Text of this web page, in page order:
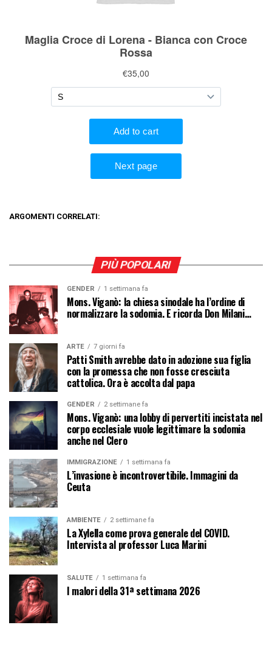
ARGOMENTI CORRELATI:
PIÙ POPOLARI
GENDER 1 settimana fa
Mons. Viganò: la chiesa sinodale ha l’ordine di
normalizzare la sodomia. E ricorda Don Milani…
ARTE 7 giorni fa
Patti Smith avrebbe dato in adozione sua figlia
con la promessa che non fosse cresciuta
cattolica. Ora è accolta dal papa
GENDER 2 settimane fa
Mons. Viganò: una lobby di pervertiti incistata nel
corpo ecclesiale vuole legittimare la sodomia
anche nel Clero
IMMIGRAZIONE 1 settimana fa
L’invasione è incontrovertibile. Immagini da
Ceuta
AMBIENTE 2 settimane fa
La Xylella come prova generale del COVID.
Intervista al professor Luca Marini
SALUTE 1 settimana fa
I malori della 31ª settimana 2026